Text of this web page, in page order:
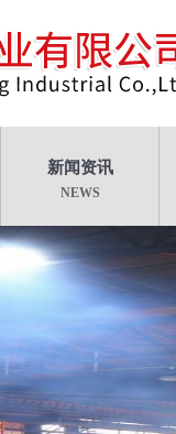
新闻资讯
NEWS